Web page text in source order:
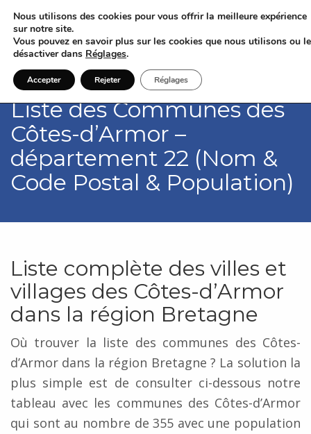
Liste des Communes des
Côtes-d’Armor –
département 22 (Nom &
Code Postal & Population)
Liste complète des villes et
villages des Côtes-d’Armor
dans la région Bretagne
Où trouver la liste des communes des Côtes-
d’Armor dans la région Bretagne ? La solution la
plus simple est de consulter ci-dessous notre
tableau avec les communes des Côtes-d’Armor
qui sont au nombre de 355 avec une population
Nous utilisons des cookies pour vous offrir la meilleure expérience
sur notre site.
Vous pouvez en savoir plus sur les cookies que nous utilisons ou
désactiver dans Réglages.
Accepter Rejeter Réglages